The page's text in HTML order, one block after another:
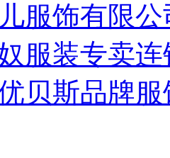
服饰有限公
服装专卖
贝斯品牌